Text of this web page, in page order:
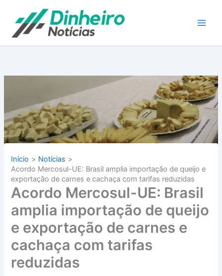
Início
Notícias
Acordo Mercosul-UE: Brasil amplia importação de queijo e
exportação de carnes e cachaça com tarifas reduzidas
Acordo Mercosul-UE: Brasil
amplia importação de queijo
e exportação de carnes e
cachaça com tarifas
reduzidas